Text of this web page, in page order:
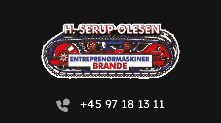
+45 97 18 13 11